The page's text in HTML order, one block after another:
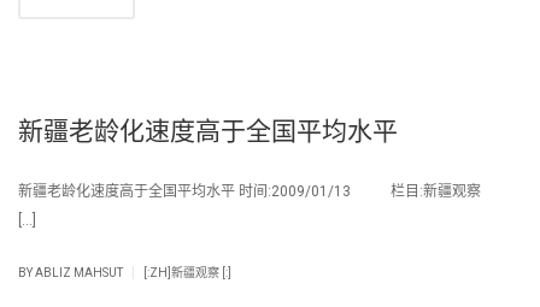
新疆老龄化速度高于全国平均水平
新疆老龄化速度高于全国平均水平 时间:2009/01/13 栏目:新疆观察
[…]
BYABLIZ MAHSUT [:ZH]新疆观察 [:]